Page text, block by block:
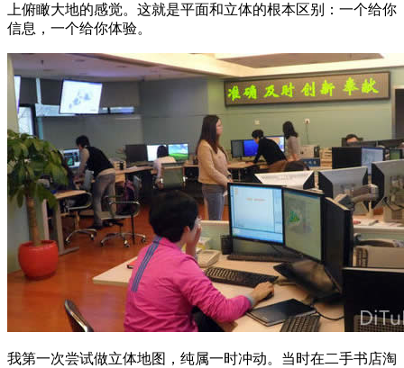
上俯瞰大地的感觉。这就是平面和立体的根本区别：一个给你
信息，一个给你体验。
我第一次尝试做立体地图，纯属一时冲动。当时在二手书店淘